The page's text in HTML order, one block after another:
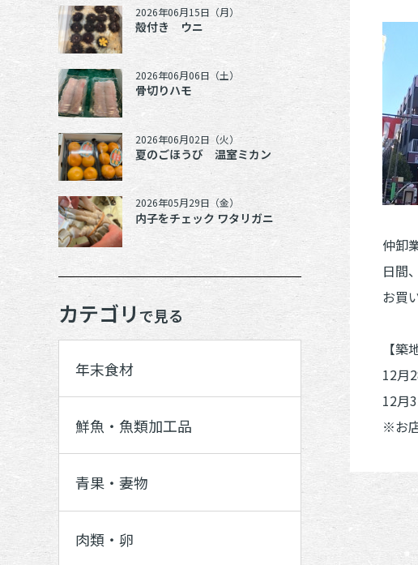
仲卸
日間
お買
【築
12月
12月
※お
2026年06月15日（月）
殻付き ウニ
2026年06月06日（土）
骨切りハモ
2026年06月02日（火）
夏のごほうび 温室ミカン
2026年05月29日（金）
内子をチェック ワタリガニ
カテゴリで見る
年末食材
鮮魚・魚類加工品
青果・妻物
肉類・卵